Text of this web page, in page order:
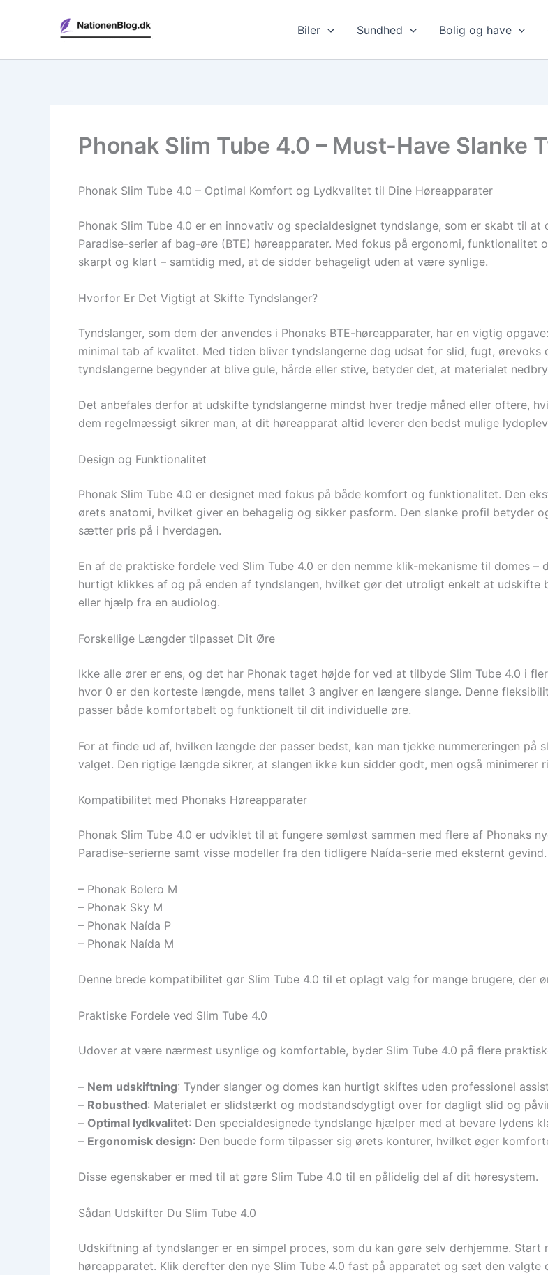
Biler Sundhed Bolig og have
Phonak Slim Tube 4.0 – Must-Have Slanke
Phonak Slim Tube 4.0 – Optimal Komfort og Lydkvalitet til Dine Høreapparater
Phonak Slim Tube 4.0 er en innovativ og specialdesignet tyndslange, som er skabt til
Paradise-serier af bag-øre (BTE) høreapparater. Med fokus på ergonomi, funktionalitet
skarpt og klart – samtidig med, at de sidder behageligt uden at være synlige.
Hvorfor Er Det Vigtigt at Skifte Tyndslanger?
Tyndslanger, som dem der anvendes i Phonaks BTE-høreapparater, har en vigtig
minimal tab af kvalitet. Med tiden bliver tyndslangerne dog udsat for slid, fugt, ørevoks
tyndslangerne begynder at blive gule, hårde eller stive, betyder det, at materialet
Det anbefales derfor at udskifte tyndslangerne mindst hver tredje måned eller oftere,
dem regelmæssigt sikrer man, at dit høreapparat altid leverer den bedst mulige
Design og Funktionalitet
Phonak Slim Tube 4.0 er designet med fokus på både komfort og funktionalitet. Den
ørets anatomi, hvilket giver en behagelig og sikker pasform. Den slanke profil betyder
sætter pris på i hverdagen.
En af de praktiske fordele ved Slim Tube 4.0 er den nemme klik-mekanisme til domes
hurtigt klikkes af og på enden af tyndslangen, hvilket gør det utroligt enkelt at
eller hjælp fra en audiolog.
Forskellige Længder tilpasset Dit Øre
Ikke alle ører er ens, og det har Phonak taget højde for ved at tilbyde Slim Tube 4.0 i
hvor 0 er den korteste længde, mens tallet 3 angiver en længere slange. Denne
passer både komfortabelt og funktionelt til dit individuelle øre.
For at finde ud af, hvilken længde der passer bedst, kan man tjekke nummereringen på
valget. Den rigtige længde sikrer, at slangen ikke kun sidder godt, men også minimerer
Kompatibilitet med Phonaks Høreapparater
Phonak Slim Tube 4.0 er udviklet til at fungere sømløst sammen med flere af Phonaks
Paradise-serierne samt visse modeller fra den tidligere Naída-serie med eksternt
– Phonak Bolero M
– Phonak Sky M
– Phonak Naída P
– Phonak Naída M
Denne brede kompatibilitet gør Slim Tube 4.0 til et oplagt valg for mange brugere, der
Praktiske Fordele ved Slim Tube 4.0
Udover at være nærmest usynlige og komfortable, byder Slim Tube 4.0 på flere
– Nem udskiftning: Tynder slanger og domes kan hurtigt skiftes uden professionel
– Robusthed: Materialet er slidstærkt og modstandsdygtigt over for dagligt slid og
– Optimal lydkvalitet: Den specialdesignede tyndslange hjælper med at bevare lydens
– Ergonomisk design: Den buede form tilpasser sig ørets konturer, hvilket øger
Disse egenskaber er med til at gøre Slim Tube 4.0 til en pålidelig del af dit høresystem.
Sådan Udskifter Du Slim Tube 4.0
Udskiftning af tyndslanger er en simpel proces, som du kan gøre selv derhjemme.
høreapparatet. Klik derefter den nye Slim Tube 4.0 fast på apparatet og sæt den